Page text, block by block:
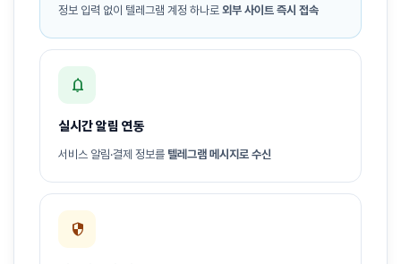
정보 입력 없이 텔레그램 계정 하나로 외부 사이트 즉시 접속
notifications
실시간 알림 연동
서비스 알림·결제 정보를 텔레그램 메시지로 수신
security